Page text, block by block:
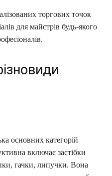
торгових точок
для майстрів будь-якого
основних категорій
включає застібки
гачки, липучки. Вона